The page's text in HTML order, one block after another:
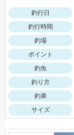
釣行日
釣行時間
釣場
ポイント
釣魚
釣り方
釣果
サイズ